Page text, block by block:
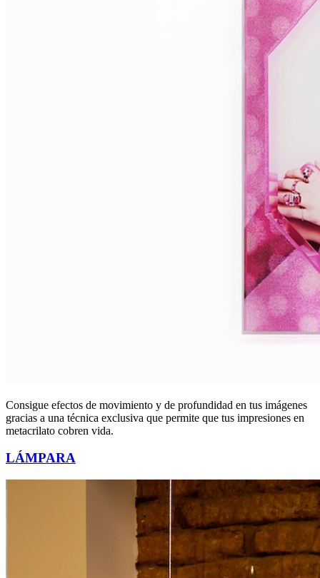
Consigue efectos de movimiento y de profundidad en tus imágenes
gracias a una técnica exclusiva que permite que tus impresiones en
metacrilato cobren vida.
LÁMPARA